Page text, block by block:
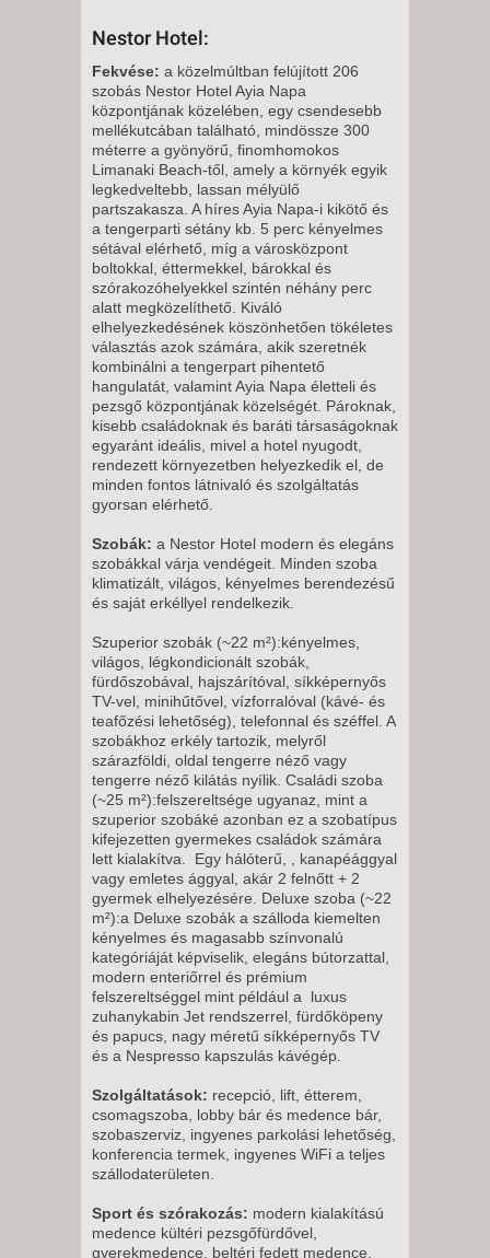
SZERDA -
2026. SZEPTEMBER 05.,
SZOMBAT -
8 NAP / 7 ÉJSZAKA
2026. SZEPTEMBER 05.,
SZOMBAT -
15 NAP / 14 ÉJSZAKA
2026. SZEPTEMBER 09.,
SZERDA -
8 NAP / 7 ÉJSZAKA
2026. SZEPTEMBER 12.,
SZOMBAT -
8 NAP / 7 ÉJSZAKA
2026. SZEPTEMBER 19.,
SZOMBAT -
9 NAP / 8 ÉJSZAKA
2026. SZEPTEMBER 22., KEDD
-
9 NAP / 8 ÉJSZAKA
2026. SZEPTEMBER 23.,
8 NAP / 7 ÉJSZAKA
2026. SZEPTEMBER 23.,
SZERDA -
15 NAP / 14 ÉJSZAKA
2026. SZEPTEMBER 27.,
VASÁRNAP -
8 NAP / 7 ÉJSZAKA
2026. SZEPTEMBER 30.,
SZERDA -
8 NAP / 7 ÉJSZAKA
2026. SZEPTEMBER 30.,
SZERDA -
15 NAP / 14 ÉJSZAKA
2026. OKTÓBER 04.,
VASÁRNAP -
8 NAP / 7 ÉJSZAKA
2026. OKTÓBER 07., SZERDA -
8 NAP / 7 ÉJSZAKA
2026. OKTÓBER 07., SZERDA -
15 NAP / 14 ÉJSZAKA
2026. OKTÓBER 11.,
Nestor Hotel:
Fekvése: a közelmúltban felújított 206
szobás Nestor Hotel Ayia Napa
központjának közelében, egy csendesebb
mellékutcában található, mindössze 300
méterre a gyönyörű, finomhomokos
Limanaki Beach-től, amely a környék egyik
legkedveltebb, lassan mélyülő
partszakasza. A híres Ayia Napa-i kikötő és
a tengerparti sétány kb. 5 perc kényelmes
sétával elérhető, míg a városközpont
boltokkal, éttermekkel, bárokkal és
szórakozóhelyekkel szintén néhány perc
alatt megközelíthető. Kiváló
elhelyezkedésének köszönhetően tökéletes
választás azok számára, akik szeretnék
kombinálni a tengerpart pihentető
hangulatát, valamint Ayia Napa életteli és
pezsgő központjának közelségét. Pároknak,
kisebb családoknak és baráti társaságoknak
egyaránt ideális, mivel a hotel nyugodt,
rendezett környezetben helyezkedik el, de
minden fontos látnivaló és szolgáltatás
gyorsan elérhető.
Szobák: a Nestor Hotel modern és elegáns
szobákkal várja vendégeit. Minden szoba
klimatizált, világos, kényelmes berendezésű
és saját erkéllyel rendelkezik.
Szuperior szobák (~22 m²):kényelmes,
világos, légkondicionált szobák,
fürdőszobával, hajszárítóval, síkképernyős
TV-vel, minihűtővel, vízforralóval (kávé- és
teafőzési lehetőség), telefonnal és széffel. A
szobákhoz erkély tartozik, melyről
szárazföldi, oldal tengerre néző vagy
tengerre néző kilátás nyílik. Családi szoba
(~25 m²):felszereltsége ugyanaz, mint a
szuperior szobáké azonban ez a szobatípus
kifejezetten gyermekes családok számára
lett kialakítva. Egy hálóterű, , kanapéággyal
vagy emletes ággyal, akár 2 felnőtt + 2
gyermek elhelyezésére. Deluxe szoba (~22
m²):a Deluxe szobák a szálloda kiemelten
kényelmes és magasabb színvonalú
kategóriáját képviselik, elegáns bútorzattal,
modern enteriőrrel és prémium
felszereltséggel mint például a luxus
zuhanykabin Jet rendszerrel, fürdőköpeny
és papucs, nagy méretű síkképernyős TV
és a Nespresso kapszulás kávégép.
Szolgáltatások: recepció, lift, étterem,
csomagszoba, lobby bár és medence bár,
szobaszerviz, ingyenes parkolási lehetőség,
konferencia termek, ingyenes WiFi a teljes
szállodaterületen.
Sport és szórakozás: modern kialakítású
medence kültéri pezsgőfürdővel,
gyerekmedence, beltéri fedett medence,